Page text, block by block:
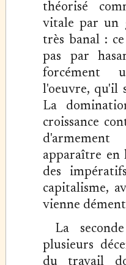
théorisé
vitale par un
très banal :
pas par
forcément
l'oeuvre, qu'il
La
croissance
apparaître en
des
capitalisme,
vienne
La
plusieurs
du travail